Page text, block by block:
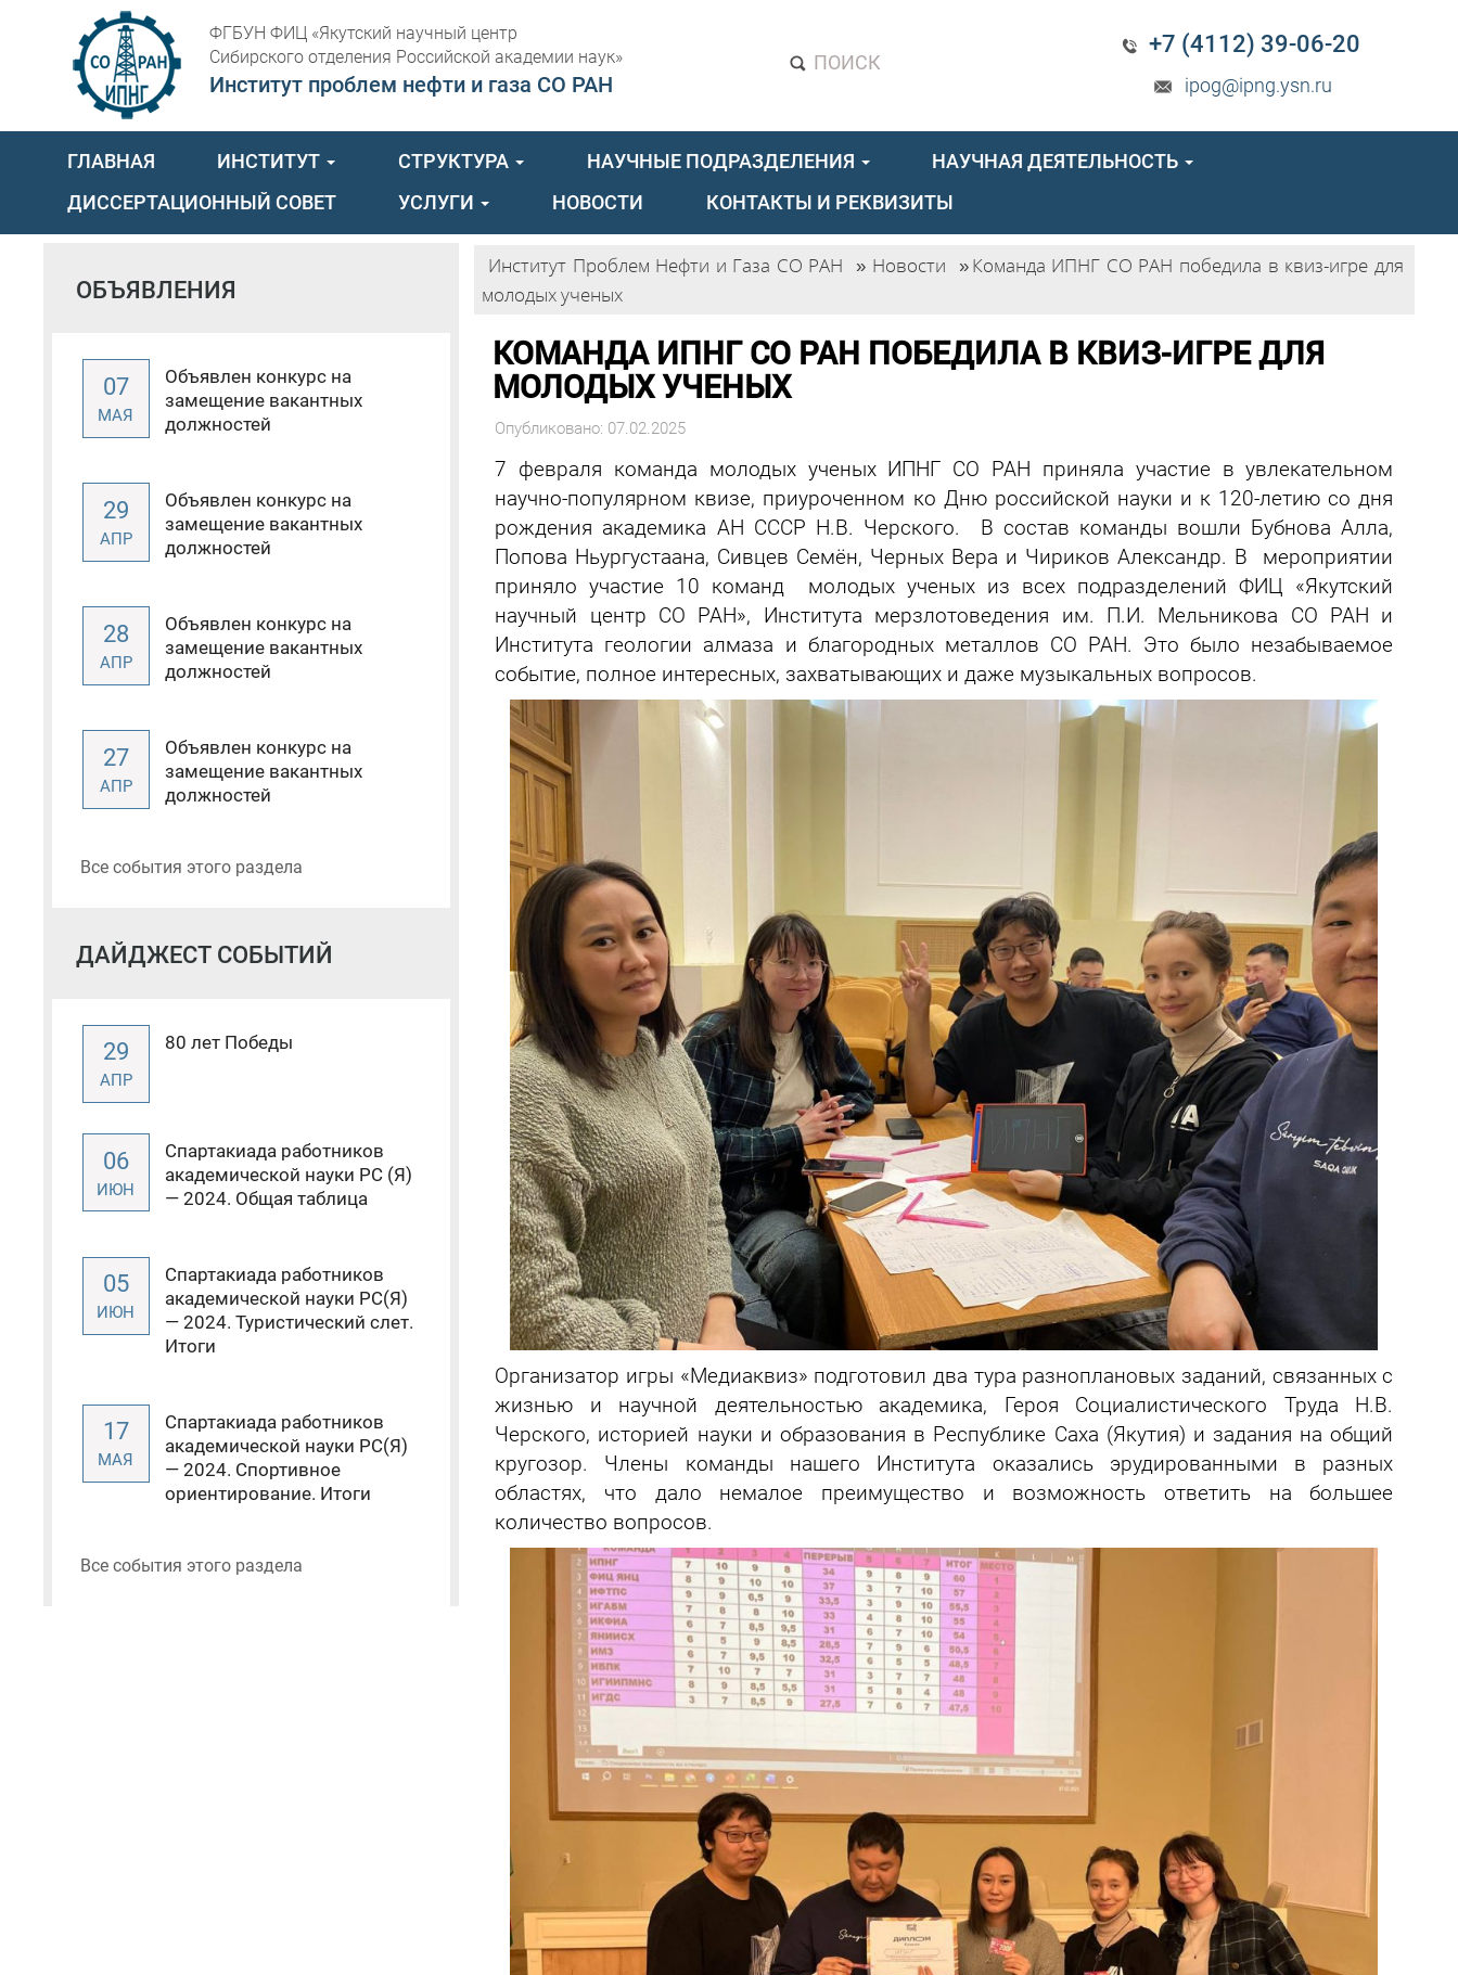
ФГБУН ФИЦ «Якутский научный центр
Сибирского отделения Российской академии наук»
Институт проблем нефти и газа СО РАН
ПОИСК
+7 (4112) 39-06-20
ipog@ipng.ysn.ru
ГЛАВНАЯ ИНСТИТУТ СТРУКТУРА НАУЧНЫЕ ПОДРАЗДЕЛЕНИЯ
НАУЧНАЯ ДЕЯТЕЛЬНОСТЬ
ДИССЕРТАЦИОННЫЙ СОВЕТ
УСЛУГИ НОВОСТИ КОНТАКТЫ И РЕКВИЗИТЫ
Институт Проблем Нефти и Газа СО РАН » Новости »Команда ИПНГ СО РАН победила в квиз-игре для
молодых ученых
КОМАНДА ИПНГ СО РАН ПОБЕДИЛА В КВИЗ-ИГРЕ ДЛЯ
МОЛОДЫХ УЧЕНЫХ
Опубликовано: 07.02.2025
7 февраля команда молодых ученых ИПНГ СО РАН приняла участие в увлекательном
научно-популярном квизе, приуроченном ко Дню российской науки и к 120-летию со дня
рождения академика АН СССР Н.В. Черского. В состав команды вошли Бубнова Алла,
Попова Ньургустаана, Сивцев Семён, Черных Вера и Чириков Александр. В мероприятии
приняло участие 10 команд молодых ученых из всех подразделений ФИЦ «Якутский
научный центр СО РАН», Института мерзлотоведения им. П.И. Мельникова СО РАН и
Института геологии алмаза и благородных металлов СО РАН. Это было незабываемое
событие, полное интересных, захватывающих и даже музыкальных вопросов.
Организатор игры «Медиаквиз» подготовил два тура разноплановых заданий, связанных с
жизнью и научной деятельностью академика, Героя Социалистического Труда Н.В.
Черского, историей науки и образования в Республике Саха (Якутия) и задания на общий
кругозор. Члены команды нашего Института оказались эрудированными в разных
областях, что дало немалое преимущество и возможность ответить на большее
количество вопросов.
ОБЪЯВЛЕНИЯ
07
МАЯ
Объявлен конкурс на
замещение вакантных
должностей
29
АПР
Объявлен конкурс на
замещение вакантных
должностей
28
АПР
Объявлен конкурс на
замещение вакантных
должностей
27
АПР
Объявлен конкурс на
замещение вакантных
должностей
Все события этого раздела
ДАЙДЖЕСТ СОБЫТИЙ
29
АПР
80 лет Победы
06
ИЮН
Спартакиада работников
академической науки РС (Я)
— 2024. Общая таблица
05
ИЮН
Спартакиада работников
академической науки РС(Я)
— 2024. Туристический слет.
Итоги
17
МАЯ
Спартакиада работников
академической науки РС(Я)
— 2024. Спортивное
ориентирование. Итоги
Все события этого раздела